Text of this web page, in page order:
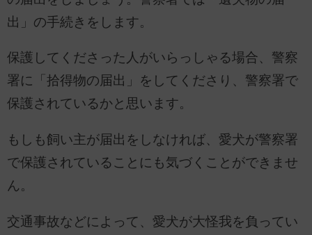
出」の手続きをします。
保護してくださった人がいらっしゃる場合、警察
署に「拾得物の届出」をしてくださり、警察署で
保護されているかと思います。
もしも飼い主が届出をしなければ、愛犬が警察署
で保護されていることにも気づくことができませ
ん。
交通事故などによって、愛犬が大怪我を負ってい